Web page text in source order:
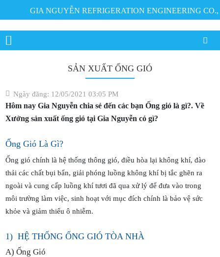
GIA NGUYỄN REFRIGERATION ENGINEERING CO.,
SẢN XUẤT ỐNG GIÓ
Ngày đăng: 12/05/2021 03:05 PM
Hôm nay Gia Nguyễn chia sẻ đến các bạn Ống gió là gì?. Về
Xưởng sản xuất ống gió tại Gia Nguyễn có gì?
Ống Gió Là Gì?
Ống gió chính là hệ thống thông gió, điều hòa lại không khí, đào
thải các chất bụi bẩn, giải phóng luồng không khí bị tắc ghẽn ra
ngoài và cung cấp luồng khí tươi đã qua xử lý để đưa vào trong
môi trường làm việc, sinh hoạt với mục đích chính là bảo vệ sức
khỏe và giảm thiểu ô nhiễm.
1) HỆ THỐNG ỐNG GIÓ TÒA NHÀ
A) Ống Gió